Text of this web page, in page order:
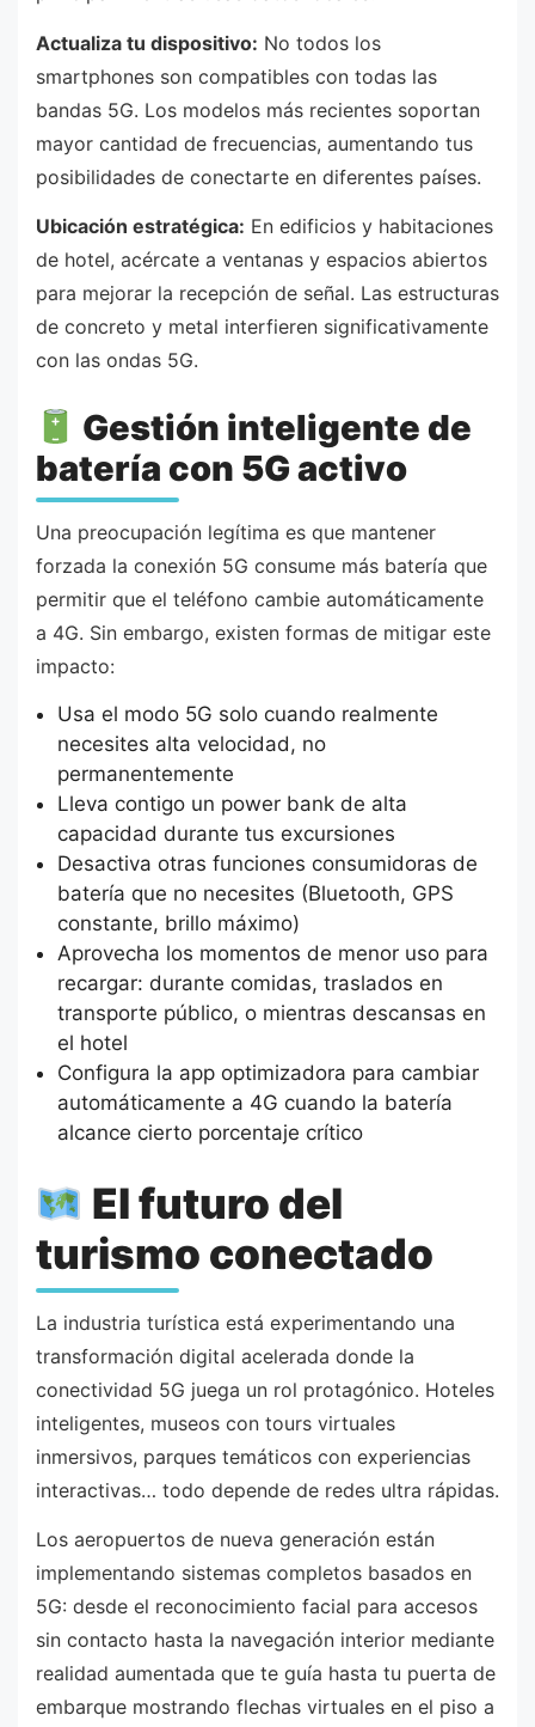
Actualiza tu dispositivo: No todos los
smartphones son compatibles con todas las
bandas 5G. Los modelos más recientes soportan
mayor cantidad de frecuencias, aumentando tus
posibilidades de conectarte en diferentes países.
Ubicación estratégica: En edificios y habitaciones
de hotel, acércate a ventanas y espacios abiertos
para mejorar la recepción de señal. Las estructuras
de concreto y metal interfieren significativamente
con las ondas 5G.
Gestión inteligente de
batería con 5G activo
Una preocupación legítima es que mantener
forzada la conexión 5G consume más batería que
permitir que el teléfono cambie automáticamente
a 4G. Sin embargo, existen formas de mitigar este
impacto:
Usa el modo 5G solo cuando realmente
necesites alta velocidad, no
permanentemente
Lleva contigo un power bank de alta
capacidad durante tus excursiones
Desactiva otras funciones consumidoras de
batería que no necesites (Bluetooth, GPS
constante, brillo máximo)
Aprovecha los momentos de menor uso para
recargar: durante comidas, traslados en
transporte público, o mientras descansas en
el hotel
Configura la app optimizadora para cambiar
automáticamente a 4G cuando la batería
alcance cierto porcentaje crítico
El futuro del
turismo conectado
La industria turística está experimentando una
transformación digital acelerada donde la
conectividad 5G juega un rol protagónico. Hoteles
inteligentes, museos con tours virtuales
inmersivos, parques temáticos con experiencias
interactivas… todo depende de redes ultra rápidas.
Los aeropuertos de nueva generación están
implementando sistemas completos basados en
5G: desde el reconocimiento facial para accesos
sin contacto hasta la navegación interior mediante
realidad aumentada que te guía hasta tu puerta de
embarque mostrando flechas virtuales en el piso a